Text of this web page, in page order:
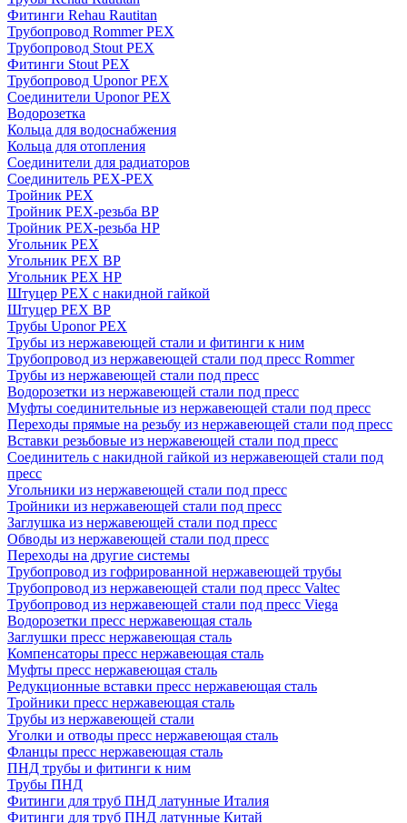
Фитинги Rehau Rautitan
Трубопровод Rommer PEX
Трубопровод Stout PEX
Фитинги Stout PEX
Трубопровод Uponor PEX
Соединители Uponor PEX
Водорозетка
Кольца для водоснабжения
Кольца для отопления
Соединители для радиаторов
Соединитель PEX-PEX
Тройник PEX
Тройник PEX-резьба ВР
Тройник PEX-резьба НР
Угольник PEX
Угольник PEX ВР
Угольник PEX НР
Штуцер PEX c накидной гайкой
Штуцер PEX ВР
Трубы Uponor PEX
Трубы из нержавеющей стали и фитинги к ним
Трубопровод из нержавеющей стали под пресс Rommer
Трубы из нержавеющей стали под пресс
Водорозетки из нержавеющей стали под пресс
Муфты соединительные из нержавеющей стали под пресс
Переходы прямые на резьбу из нержавеющей стали под пресс
Вставки резьбовые из нержавеющей стали под пресс
Соединитель с накидной гайкой из нержавеющей стали под
пресс
Угольники из нержавеющей стали под пресс
Тройники из нержавеющей стали под пресс
Заглушка из нержавеющей стали под пресс
Обводы из нержавеющей стали под пресс
Переходы на другие системы
Трубопровод из гофрированной нержавеющей трубы
Трубопровод из нержавеющей стали под пресс Valtec
Трубопровод из нержавеющей стали под пресс Viega
Водорозетки пресс нержавеющая сталь
Заглушки пресс нержавеющая сталь
Компенсаторы пресс нержавеющая сталь
Муфты пресс нержавеющая сталь
Редукционные вставки пресс нержавеющая сталь
Тройники пресс нержавеющая сталь
Трубы из нержавеющей стали
Уголки и отводы пресс нержавеющая сталь
Фланцы пресс нержавеющая сталь
ПНД трубы и фитинги к ним
Трубы ПНД
Фитинги для труб ПНД латунные Италия
Фитинги для труб ПНД латунные Китай